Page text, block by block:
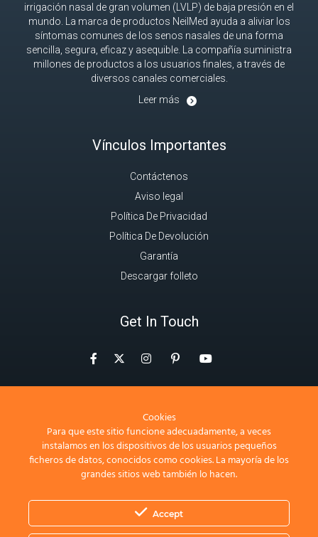
irrigación nasal de gran volumen (LVLP) de baja presión en el
mundo. La marca de productos NeilMed ayuda a aliviar los
síntomas comunes de los senos nasales de una forma
sencilla, segura, eficaz y asequible. La compañía suministra
millones de productos a los usuarios finales, a través de
diversos canales comerciales.
Leer más
Vínculos Importantes
Contáctenos
Aviso legal
Política De Privacidad
Política De Devolución
Garantía
Descargar folleto
Get In Touch
FacebookTwitterInstagramPinterestYouTube
+56 9 5773 4378
NeilMed LatAm Chile SpA
Av. Alonso de Córdova 3827, Of. 801
Vitacura, Santiago, Chile
Consultas?? Llamada Gratuita solamente en Estados Unidos y
Canadá:
+1 877 477 8633|
+569 9973-3177 |
Cookies
Para que este sitio funcione adecuadamente, a veces
instalamos en los dispositivos de los usuarios pequeños
ficheros de datos, conocidos como cookies. La mayoría de los
grandes sitios web también lo hacen.
Accept